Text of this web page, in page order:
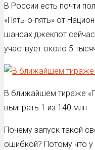
В России есть почти
«Пять-о-пять» от
шансах джекпот
участвует около 5
В ближайшем тираже
выиграть 1 из 140 млн
Почему запуск такой
ошибкой? Потому что у